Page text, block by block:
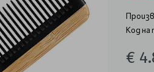
Код на
€